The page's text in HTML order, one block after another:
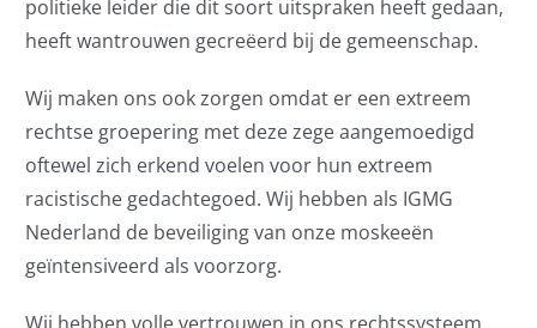
politieke leider die dit soort uitspraken heeft gedaan,
heeft wantrouwen gecreëerd bij de gemeenschap.
Wij maken ons ook zorgen omdat er een extreem
rechtse groepering met deze zege aangemoedigd
oftewel zich erkend voelen voor hun extreem
racistische gedachtegoed. Wij hebben als IGMG
Nederland de beveiliging van onze moskeeën
geïntensiveerd als voorzorg.